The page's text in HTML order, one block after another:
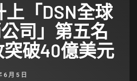
上「DSN全球
司」第五名
破40億美元
6 月 5 日